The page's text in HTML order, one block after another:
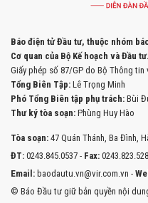
Báo điện tử Đầu tư, thuộc nhóm
Cơ quan của Bộ Kế hoạch và Đầu tư.
Giấy phép số 87/GP do Bộ Thông
Tổng Biên Tập: Lê Trọng Minh
Phó Tổng Biên tập phụ trách: Bùi
Thư ký tòa soạn: Phùng Huy Hào
Tòa soạn: 47 Quán Thánh, Ba Đình,
ĐT: 0243.845.0537 - Fax:
Email: baodautu.vn@vir.com.vn -
© Báo Đầu tư giữ bản quyền nội